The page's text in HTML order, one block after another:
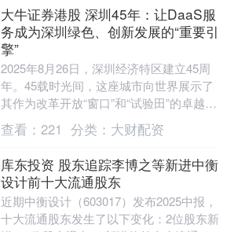
大牛证券港股 深圳45年：让DaaS服
务成为深圳绿色、创新发展的“重要引
擎”
2025年8月26日，深圳经济特区建立45周
年。45载时光间，这座城市向世界展示了
其作为改革开放“窗口”和“试验田”的卓越风
采：从“三天一层楼”的“深圳速度”，....
查看： 221 分类： 大财配资
库东投资 股东追踪李博之等新进中衡
设计前十大流通股东
近期中衡设计（603017）发布2025中报，
十大流通股东发生了以下变化：2位股东新